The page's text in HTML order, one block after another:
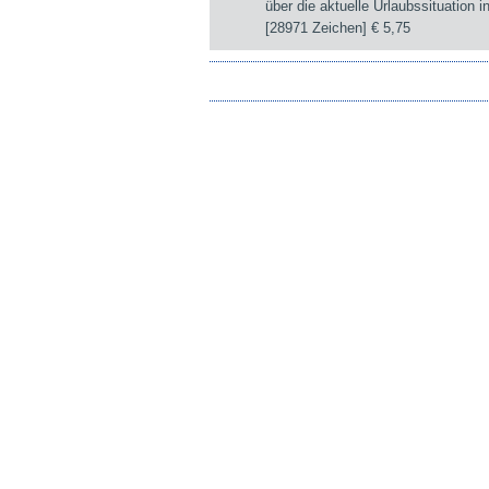
über die aktuelle Urlaubssituation
[28971 Zeichen]€ 5,75